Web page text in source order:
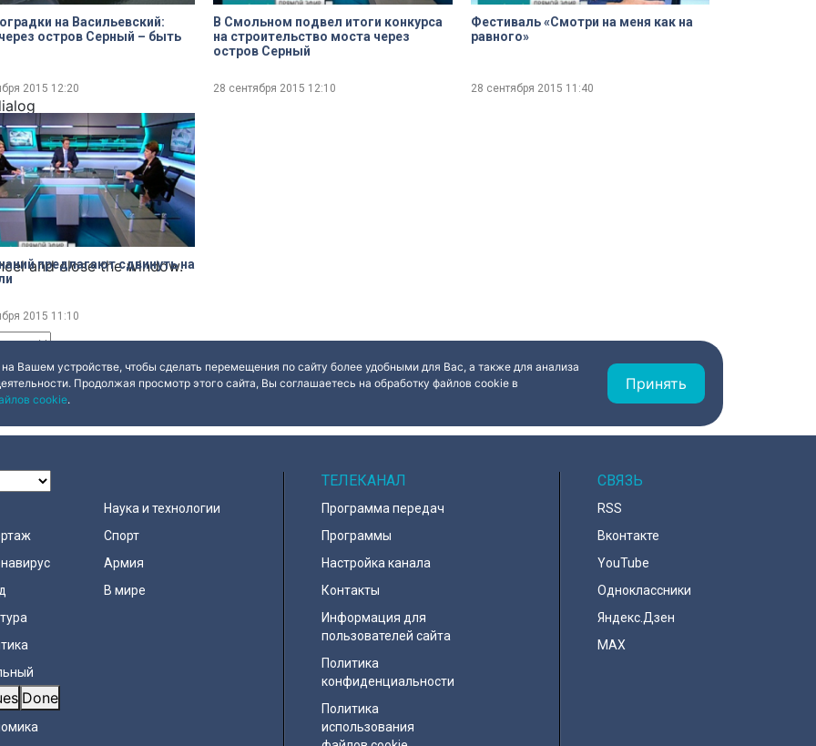
and close the window.
Done
на Васильевский:
остров Серный – быть
2015 12:20
В Смольном подвел итоги конкурса
на строительство моста через
остров Серный
28 сентября 2015 12:10
Фестиваль «Смотри на меня как на
равного»
28 сентября 2015 11:40
предлагают сдвинуть на
2015 11:10
Вашем устройстве, чтобы сделать перемещения по сайту более удобными для Вас, а также для анализа
Продолжая просмотр этого сайта, Вы соглашаетесь на обработку файлов cookie в
cookie.
Принять
Наука и технологии
Спорт
Армия
В мире
ТЕЛЕКАНАЛ
Программа передач
Программы
Настройка канала
Контакты
Информация для
пользователей сайта
Политика
конфиденциальности
Политика
использования
СВЯЗЬ
RSS
Вконтакте
YouTube
Одноклассники
Яндекс.Дзен
MAX